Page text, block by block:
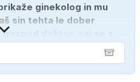
ginekolog in mu
sin tehta le dober
doktor, saj se z